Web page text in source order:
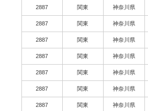
2887 関東 神奈川県
2887 関東 神奈川県
2887 関東 神奈川県
2887 関東 神奈川県
2887 関東 神奈川県
2887 関東 神奈川県
2887 関東 神奈川県